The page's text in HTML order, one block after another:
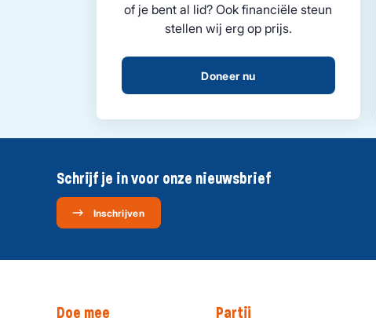
of je bent al lid? Ook financiële steun
stellen wij erg op prijs.
Doneer nu
Schrijf je in voor onze nieuwsbrief
Inschrijven
Doe mee Partij